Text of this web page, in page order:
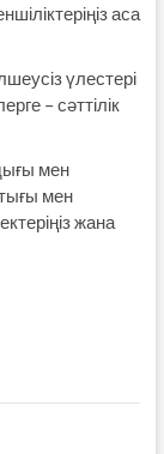
аса
үлестері
– сәттілік
мен
мен
жана